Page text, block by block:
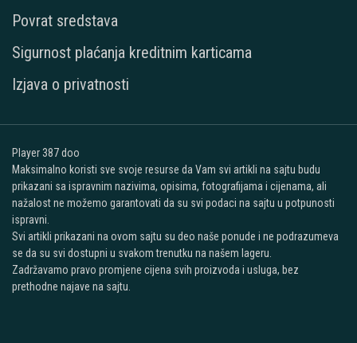
Povrat sredstava
Sigurnost plaćanja kreditnim karticama
Izjava o privatnosti
Player 387 doo
Maksimalno koristi sve svoje resurse da Vam svi artikli na sajtu budu
prikazani sa ispravnim nazivima, opisima, fotografijama i cijenama, ali
nažalost ne možemo garantovati da su svi podaci na sajtu u potpunosti
ispravni.
Svi artikli prikazani na ovom sajtu su deo naše ponude i ne podrazumeva
se da su svi dostupni u svakom trenutku na našem lageru.
Zadržavamo pravo promjene cijena svih proizvoda i usluga, bez
prethodne najave na sajtu.